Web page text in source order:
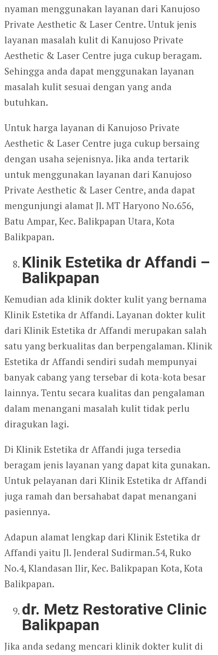
nyaman menggunakan layanan dari Kanujoso
Private Aesthetic & Laser Centre. Untuk jenis
layanan masalah kulit di Kanujoso Private
Aesthetic & Laser Centre juga cukup beragam.
Sehingga anda dapat menggunakan layanan
masalah kulit sesuai dengan yang anda
butuhkan.
Untuk harga layanan di Kanujoso Private
Aesthetic & Laser Centre juga cukup bersaing
dengan usaha sejenisnya. Jika anda tertarik
untuk menggunakan layanan dari Kanujoso
Private Aesthetic & Laser Centre, anda dapat
mengunjungi alamat Jl. MT Haryono No.656,
Batu Ampar, Kec. Balikpapan Utara, Kota
Balikpapan.
Klinik Estetika dr Affandi –
Balikpapan
Kemudian ada klinik dokter kulit yang bernama
Klinik Estetika dr Affandi. Layanan dokter kulit
dari Klinik Estetika dr Affandi merupakan salah
satu yang berkualitas dan berpengalaman. Klinik
Estetika dr Affandi sendiri sudah mempunyai
banyak cabang yang tersebar di kota-kota besar
lainnya. Tentu secara kualitas dan pengalaman
dalam menangani masalah kulit tidak perlu
diragukan lagi.
Di Klinik Estetika dr Affandi juga tersedia
beragam jenis layanan yang dapat kita gunakan.
Untuk pelayanan dari Klinik Estetika dr Affandi
juga ramah dan bersahabat dapat menangani
pasiennya.
Adapun alamat lengkap dari Klinik Estetika dr
Affandi yaitu Jl. Jenderal Sudirman.54, Ruko
No.4, Klandasan Ilir, Kec. Balikpapan Kota, Kota
Balikpapan.
dr. Metz Restorative Clinic
Balikpapan
Jika anda sedang mencari klinik dokter kulit di